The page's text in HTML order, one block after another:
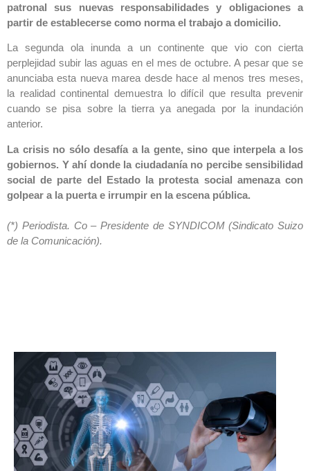
patronal sus nuevas responsabilidades y obligaciones a
partir de establecerse como norma el trabajo a domicilio.
La segunda ola inunda a un continente que vio con cierta
perplejidad subir las aguas en el mes de octubre. A pesar que se
anunciaba esta nueva marea desde hace al menos tres meses,
la realidad continental demuestra lo difícil que resulta prevenir
cuando se pisa sobre la tierra ya anegada por la inundación
anterior.
La crisis no sólo desafía a la gente, sino que interpela a los
gobiernos. Y ahí donde la ciudadanía no percibe sensibilidad
social de parte del Estado la protesta social amenaza con
golpear a la puerta e irrumpir en la escena pública.
(*) Periodista. Co – Presidente de SYNDICOM (Sindicato Suizo
de la Comunicación).